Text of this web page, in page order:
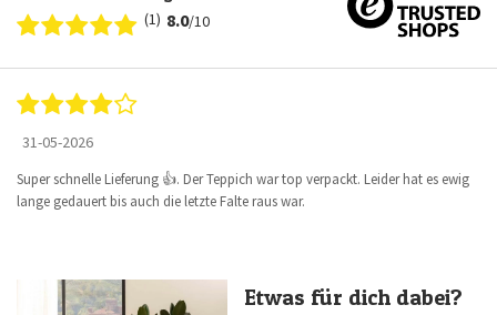
(1) 8.0/10
31-05-2026
Super schnelle Lieferung 👍. Der Teppich war top verpackt. Leider hat es ewig
lange gedauert bis auch die letzte Falte raus war.
Etwas für dich dabei?